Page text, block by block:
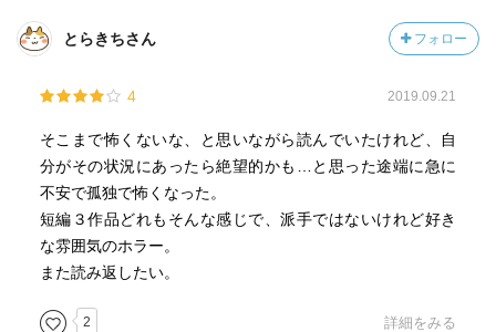
美しいといえば、タイトルも、洒落てて、好きです。
とらきちさん フォロー
4 2019.09.21
そこまで怖くないな、と思いながら読んでいたけれど、自
分がその状況にあったら絶望的かも…と思った途端に急に
不安で孤独で怖くなった。
短編３作品どれもそんな感じで、派手ではないけれど好き
な雰囲気のホラー。
また読み返したい。
2 詳細をみる